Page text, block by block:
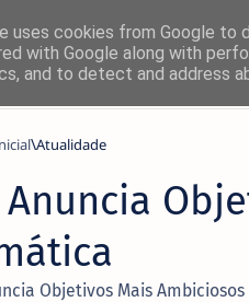
Não perca
Siga o NetThings nas suas
Atualidade
Anuncia
Objetivos Mais
uses cookies from Google to
with Google along with
and to detect and address